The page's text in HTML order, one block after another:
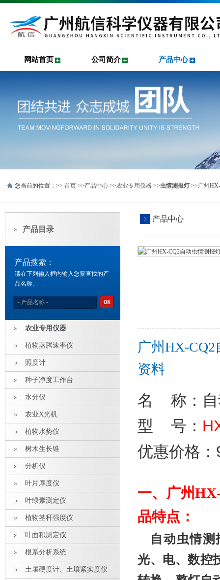
网站首页 公司简介 产品中心
您当前的位置：>> 首页 >>产品中心 >>农业专用仪器 >>虫情测报灯>>广州
产品目录
产品搜索：
请在下列输入框内输入您要查找的产
品名称。
农业专用仪器
植物蒸腾速率仪
照度计
种子净度工作台
水分仪
农业X光机
植物水势仪
树木生长锥
分析仪
叶片厚度仪
叶绿素测定仪
植物茎秆强度仪
叶面积测定仪
根系分析系统
土壤硬度计、土壤紧实度仪
产品中心
广州HX-
资料
名 称：
型 号：
优惠价格
一、 广州
品特点：
自动虫情测
光、电、数控